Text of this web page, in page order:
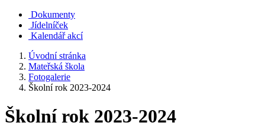
Dokumenty
Jídelníček
Kalendář akcí
Úvodní stránka
Mateřská škola
Fotogalerie
Školní rok 2023-2024
Školní rok 2023-2024